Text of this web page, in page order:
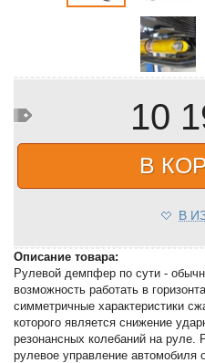
10
В
В
Описание товара:
Рулевой демпфер по сути -
возможность работать в
симметричные характеристики
которого является снижение
резонансных колебаний на
рулевое управление автомобиля